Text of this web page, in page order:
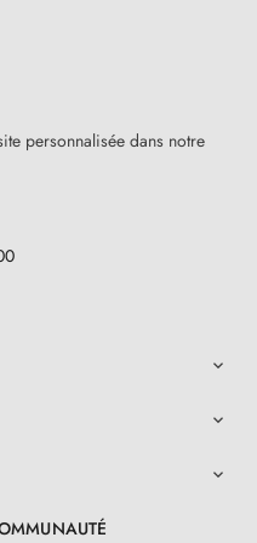
personnalisée dans notre


